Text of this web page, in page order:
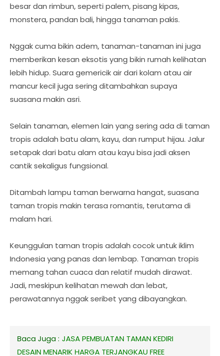
besar dan rimbun, seperti palem, pisang kipas,
monstera, pandan bali, hingga tanaman pakis.
Nggak cuma bikin adem, tanaman-tanaman ini juga
memberikan kesan eksotis yang bikin rumah kelihatan
lebih hidup. Suara gemericik air dari kolam atau air
mancur kecil juga sering ditambahkan supaya
suasana makin asri.
Selain tanaman, elemen lain yang sering ada di taman
tropis adalah batu alam, kayu, dan rumput hijau. Jalur
setapak dari batu alam atau kayu bisa jadi aksen
cantik sekaligus fungsional.
Ditambah lampu taman berwarna hangat, suasana
taman tropis makin terasa romantis, terutama di
malam hari.
Keunggulan taman tropis adalah cocok untuk iklim
Indonesia yang panas dan lembap. Tanaman tropis
memang tahan cuaca dan relatif mudah dirawat.
Jadi, meskipun kelihatan mewah dan lebat,
perawatannya nggak seribet yang dibayangkan.
Baca Juga : JASA PEMBUATAN TAMAN KEDIRI
DESAIN MENARIK HARGA TERJANGKAU FREE